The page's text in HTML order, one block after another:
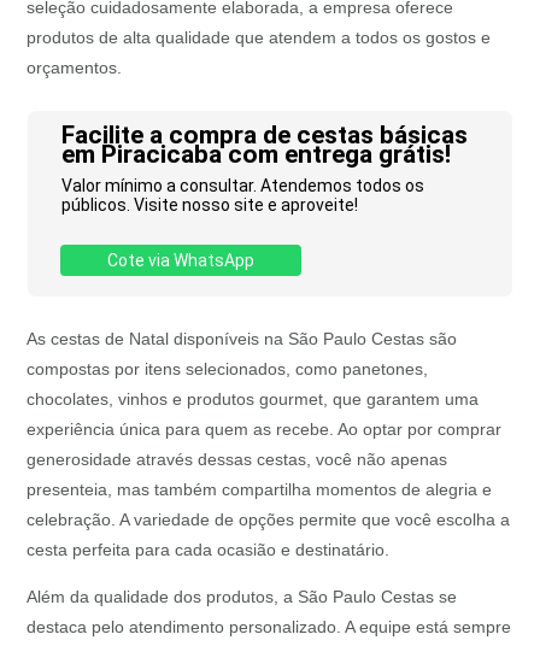
seleção cuidadosamente elaborada, a empresa oferece
produtos de alta qualidade que atendem a todos os gostos e
orçamentos.
Facilite a compra de cestas básicas
em Piracicaba com entrega grátis!
Valor mínimo a consultar. Atendemos todos os
públicos. Visite nosso site e aproveite!
Cote via WhatsApp
As cestas de Natal disponíveis na São Paulo Cestas são
compostas por itens selecionados, como panetones,
chocolates, vinhos e produtos gourmet, que garantem uma
experiência única para quem as recebe. Ao optar por comprar
generosidade através dessas cestas, você não apenas
presenteia, mas também compartilha momentos de alegria e
celebração. A variedade de opções permite que você escolha a
cesta perfeita para cada ocasião e destinatário.
Além da qualidade dos produtos, a São Paulo Cestas se
destaca pelo atendimento personalizado. A equipe está sempre